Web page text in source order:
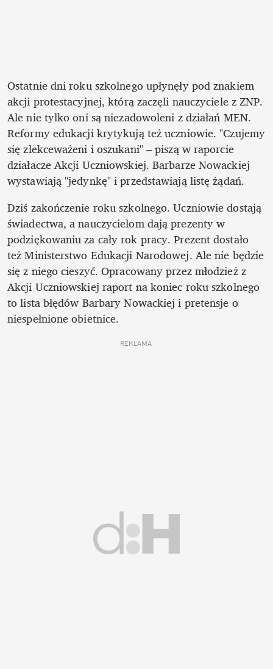
Ostatnie dni roku szkolnego upłynęły pod znakiem
akcji protestacyjnej, którą zaczęli nauczyciele z ZNP.
Ale nie tylko oni są niezadowoleni z działań MEN.
Reformy edukacji krytykują też uczniowie. "Czujemy
się zlekceważeni i oszukani" – piszą w raporcie
działacze Akcji Uczniowskiej. Barbarze Nowackiej
wystawiają "jedynkę" i przedstawiają listę żądań.
Dziś zakończenie roku szkolnego. Uczniowie dostają
świadectwa, a nauczycielom dają prezenty w
podziękowaniu za cały rok pracy. Prezent dostało
też Ministerstwo Edukacji Narodowej. Ale nie będzie
się z niego cieszyć. Opracowany przez młodzież z
Akcji Uczniowskiej raport na koniec roku szkolnego
to lista błędów Barbary Nowackiej i pretensje o
niespełnione obietnice.
REKLAMA